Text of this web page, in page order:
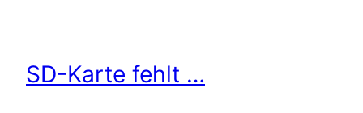
SD-Karte fehlt …